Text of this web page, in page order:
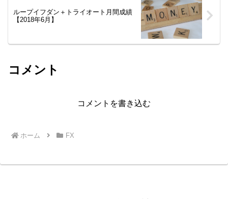
ループイフダン＋トライオート月間成績
【2018年6月】
コメント
コメントを書き込む
ホーム FX